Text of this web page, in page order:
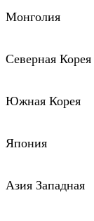
Монголия
Северная Корея
Южная Корея
Япония
Азия Западная